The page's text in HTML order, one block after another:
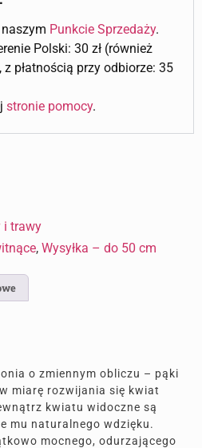
Punkcie Sprzedaży.
Polski: 30 zł (również
płatnością przy odbiorze: 35
stronie pomocy.
i trawy
, Wysyłka – do 50 cm
o zmiennym obliczu – pąki
miarę rozwijania się kwiat
kwiatu widoczne są
mu naturalnego wdzięku.
mocnego, odurzającego